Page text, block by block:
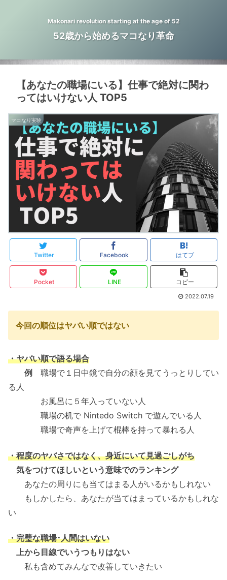
Makonari revolution starting at the age of 52
52歳から始めるマコなり革命
【あなたの職場にいる】仕事で絶対に関わ
ってはいけない人 TOP5
マコなり実験
Twitter Facebook はてブ
Pocket LINE コピー
2022.07.19
今回の順位はヤバい順ではない
・ヤバい順で語る場合
例
職場で１日中鏡で自分の顔を見てうっとりしてい
る人
お風呂に５年入っていない人
職場の机で Nintedo Switch で遊んでいる人
職場で奇声を上げて棍棒を持って暴れる人
・程度のヤバさではなく、身近にいて見過ごしがち
気をつけてほしいという意味でのランキング
あなたの周りにも当てはまる人がいるかもしれない
もしかしたら、あなたが当てはまっているかもしれな
い
・完璧な職場･人間はいない
上から目線でいうつもりはない
私も含めてみんなで改善していきたい